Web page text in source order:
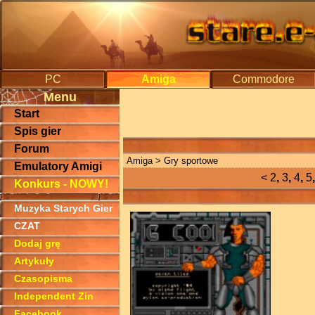
PC Amiga Commodore
Menu
Start
Spis gier
Forum
Emulatory Amigi
Konkurs - NOWY!
Muzyka Starych Gier
CZAT
Dodaj grę
Artykuły
Czasopisma
Independent Zin
Amiga> Gry sportowe
< 2, 3, 4, 5